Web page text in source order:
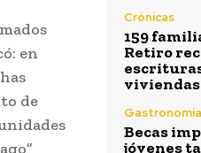
en
de
Crónicas
159
Retiro
viviendas
Becas
jóvenes